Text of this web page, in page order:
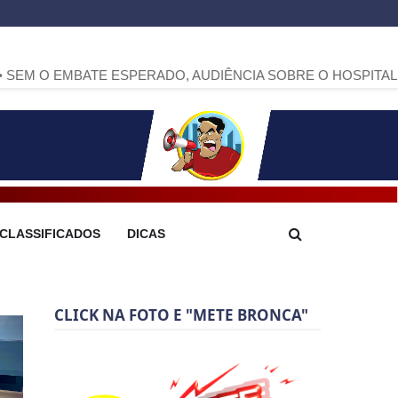
ESPERADO, AUDIÊNCIA SOBRE O HOSPITAL 18 DE
CLASSIFICADOS DICAS
CLICK NA FOTO E "METE BRONCA"